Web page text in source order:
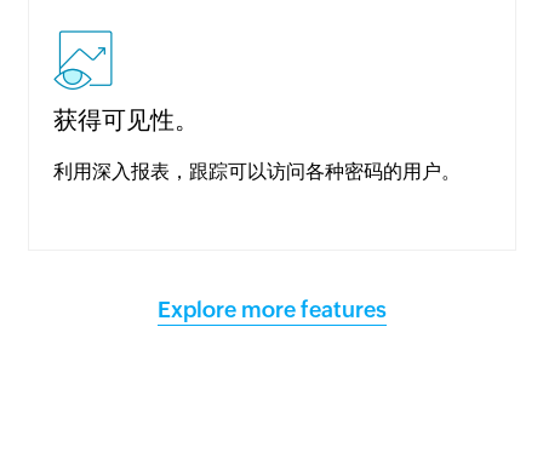
获得可见性。
利用深入报表，跟踪可以访问各种密码的用户。
Explore more features